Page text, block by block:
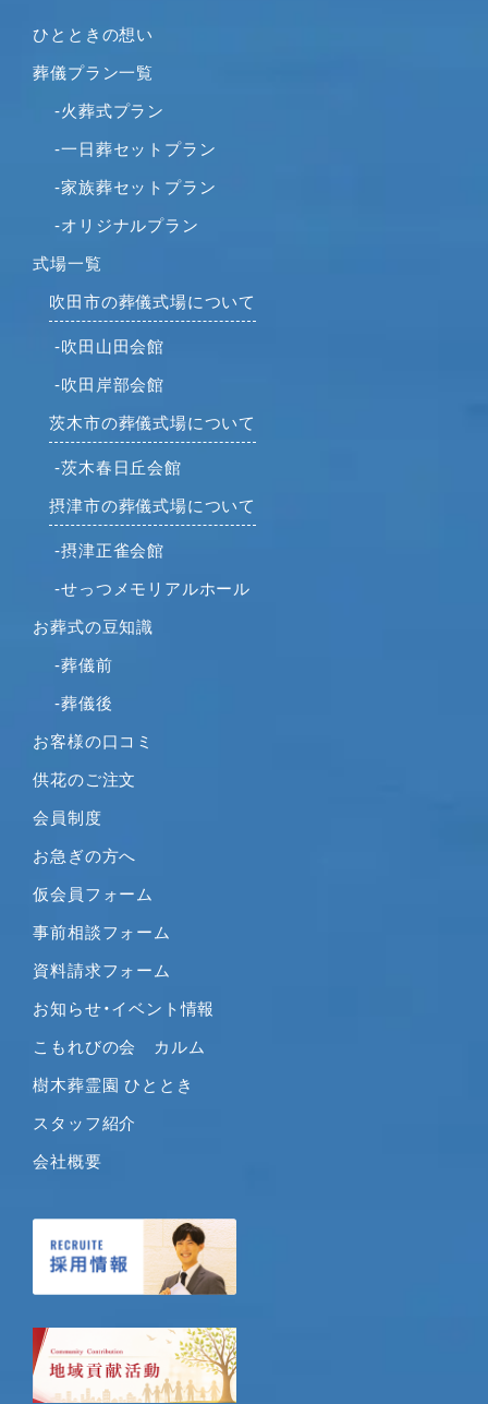
2022年8月
2022年7月
2022年6月
2022年5月
2022年2月
2022年1月
2021年12月
2021年11月
2021年10月
2021年9月
2021年8月
2021年7月
2021年6月
2021年5月
2021年4月
2021年1月
2020年12月
2020年11月
2020年8月
2020年7月
2020年6月
2020年3月
2020年2月
2020年1月
2019年10月
2019年9月
2019年8月
2019年4月
2019年3月
2019年2月
2019年1月
2018年12月
2018年11月
ひとときの想い
葬儀プラン一覧
-火葬式プラン
-一日葬セットプラン
-家族葬セットプラン
-オリジナルプラン
式場一覧
吹田市の葬儀式場について
-吹田山田会館
-吹田岸部会館
茨木市の葬儀式場について
-茨木春日丘会館
摂津市の葬儀式場について
-摂津正雀会館
-せっつメモリアルホール
お葬式の豆知識
-葬儀前
-葬儀後
お客様の口コミ
供花のご注文
会員制度
お急ぎの方へ
仮会員フォーム
事前相談フォーム
資料請求フォーム
お知らせ・イベント情報
こもれびの会 カルム
樹木葬霊園 ひととき
スタッフ紹介
会社概要